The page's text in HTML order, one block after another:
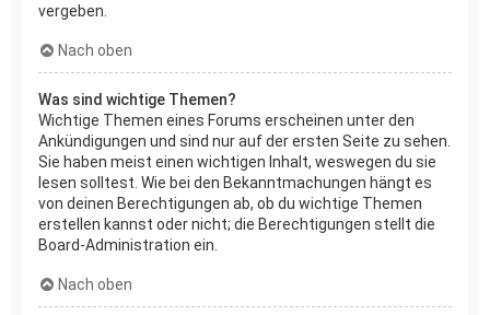
vergeben.
Nach oben
Was sind wichtige Themen?
Wichtige Themen eines Forums erscheinen unter den
Ankündigungen und sind nur auf der ersten Seite zu sehen.
Sie haben meist einen wichtigen Inhalt, weswegen du sie
lesen solltest. Wie bei den Bekanntmachungen hängt es
von deinen Berechtigungen ab, ob du wichtige Themen
erstellen kannst oder nicht; die Berechtigungen stellt die
Board-Administration ein.
Nach oben